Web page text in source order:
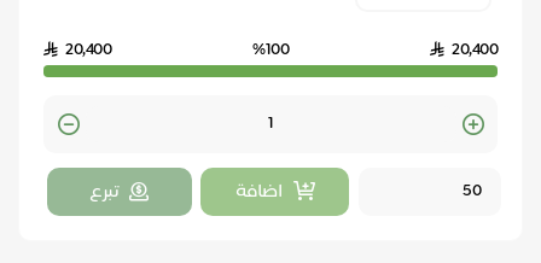
20,400
%100
20,400
Quantity
اضافة
تبرع